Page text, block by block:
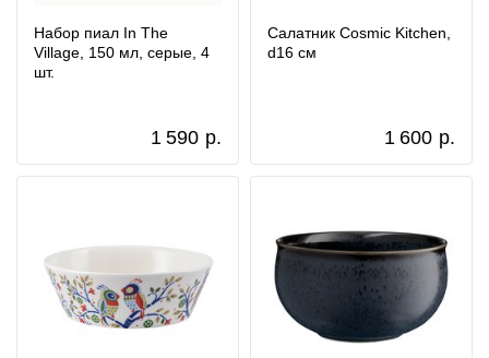
Набор пиал In The
Village, 150 мл, серые, 4
шт.
1 590 р.
Салатник Cosmic Kitchen,
d16 см
1 600 р.